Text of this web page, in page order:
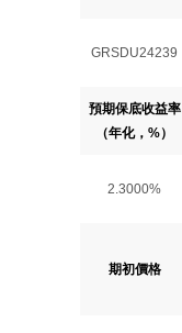
GRSDU24239
預期保底收益率
（年化，%）
2.3000%
期初價格